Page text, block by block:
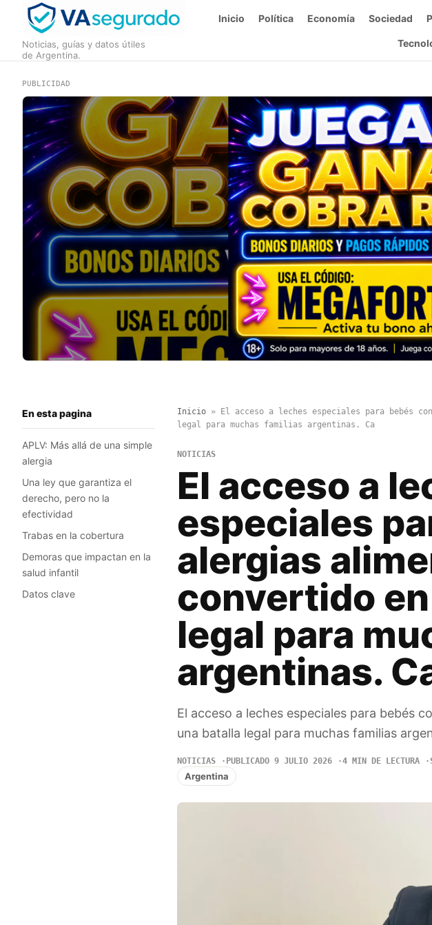
Noticias, guías y datos útiles
de Argentina.
Inicio Política Economía Sociedad
PUBLICIDAD
En esta pagina
APLV: Más allá de una simple
alergia
Una ley que garantiza el
derecho, pero no la
efectividad
Trabas en la cobertura
Demoras que impactan en la
salud infantil
Datos clave
Inicio»
El acceso a leches especiales para bebés
legal para muchas familias argentinas. Ca
NOTICIAS
El acceso a
especiales
alergias
convertido
legal para
argentinas.
El acceso a leches especiales para bebés
una batalla legal para muchas familias
NOTICIAS PUBLICADO 9 JULIO 2026 4 MIN DE LECTURA
Argentina